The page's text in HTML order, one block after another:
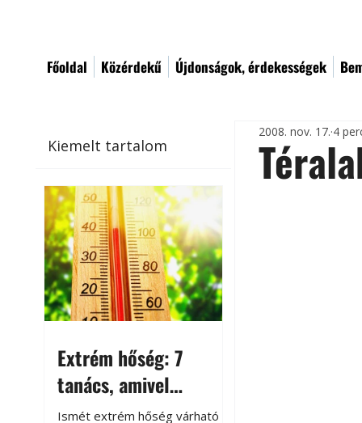
Főoldal Közérdekű Újdonságok, érdekességek
Kiemelt tartalom
Extrém hőség: 7
tanács, amivel
megóvhatjuk
Ismét extrém hőség várható
2008. nov. 17. 4